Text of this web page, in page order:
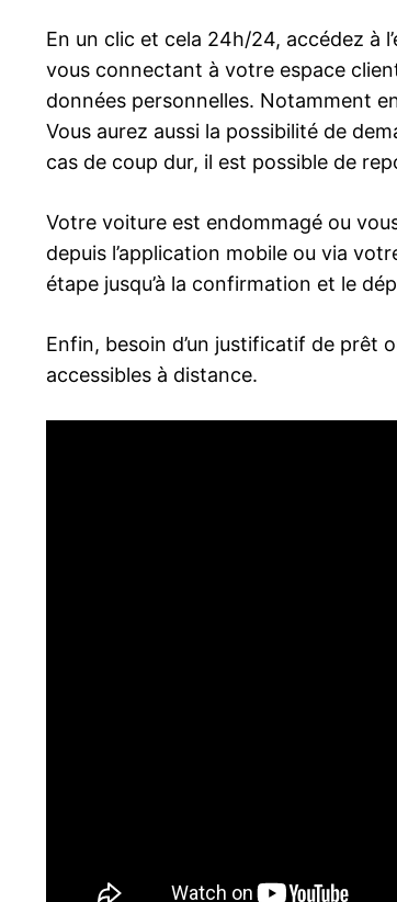
En un clic et cela 24h/24, accédez à
vous connectant à votre espace
données personnelles. Notamment
Vous aurez aussi la possibilité de
cas de coup dur, il est possible de
Votre voiture est endommagé ou
depuis l’application mobile ou via
étape jusqu’à la confirmation et le
Enfin, besoin d’un justificatif de prêt
accessibles à distance.